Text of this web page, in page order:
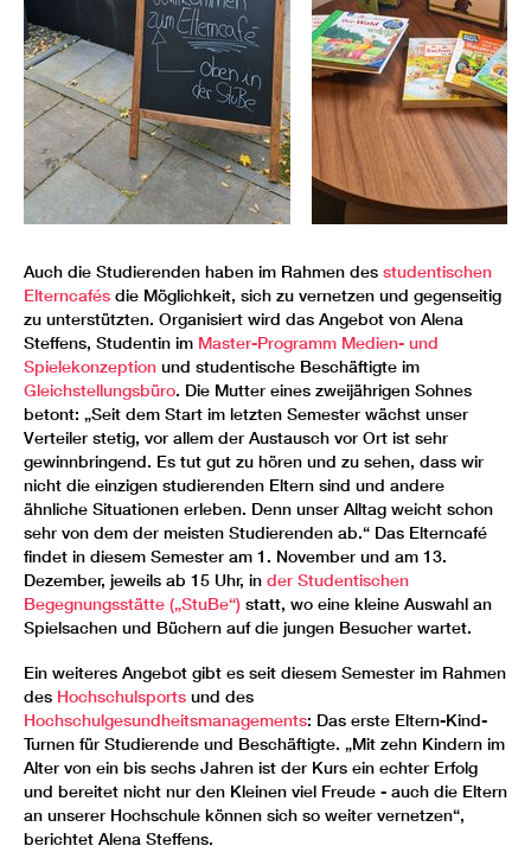
Auch die Studierenden haben im Rahmen des studentischen
Elterncafés die Möglichkeit, sich zu vernetzen und gegenseitig
zu unterstützten. Organisiert wird das Angebot von Alena
Steffens, Studentin im Master-Programm Medien- und
Spielekonzeption und studentische Beschäftigte im
Gleichstellungsbüro. Die Mutter eines zweijährigen Sohnes
betont: „Seit dem Start im letzten Semester wächst unser
Verteiler stetig, vor allem der Austausch vor Ort ist sehr
gewinnbringend. Es tut gut zu hören und zu sehen, dass wir
nicht die einzigen studierenden Eltern sind und andere
ähnliche Situationen erleben. Denn unser Alltag weicht schon
sehr von dem der meisten Studierenden ab.“ Das Elterncafé
findet in diesem Semester am 1. November und am 13.
Dezember, jeweils ab 15 Uhr, in der Studentischen
Begegnungsstätte („StuBe“) statt, wo eine kleine Auswahl an
Spielsachen und Büchern auf die jungen Besucher wartet.
Ein weiteres Angebot gibt es seit diesem Semester im Rahmen
des Hochschulsports und des
Hochschulgesundheitsmanagements: Das erste Eltern-Kind-
Turnen für Studierende und Beschäftigte. „Mit zehn Kindern im
Alter von ein bis sechs Jahren ist der Kurs ein echter Erfolg
und bereitet nicht nur den Kleinen viel Freude - auch die Eltern
an unserer Hochschule können sich so weiter vernetzen“,
berichtet Alena Steffens.